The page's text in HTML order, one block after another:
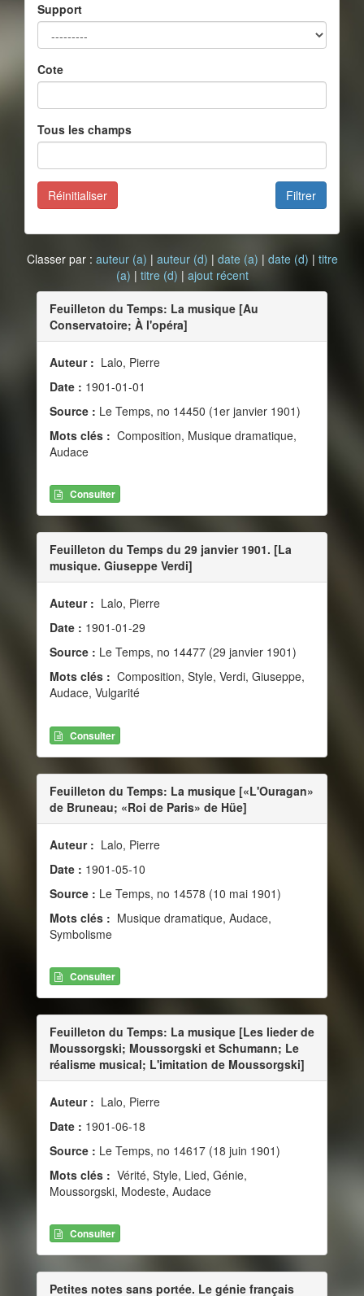
Support
Cote
Tous les champs
Filtrer
Réinitialiser
Classer par : auteur (a) | auteur (d) | date (a) | date (d) | titre
(a) | titre (d) | ajout récent
Feuilleton du Temps: La musique [Au
Conservatoire; À l'opéra]
Auteur : Lalo, Pierre
Date : 1901-01-01
Source : Le Temps, no 14450 (1er janvier 1901)
Mots clés : Composition, Musique dramatique,
Audace
Consulter
Feuilleton du Temps du 29 janvier 1901. [La
musique. Giuseppe Verdi]
Auteur : Lalo, Pierre
Date : 1901-01-29
Source : Le Temps, no 14477 (29 janvier 1901)
Mots clés : Composition, Style, Verdi, Giuseppe,
Audace, Vulgarité
Consulter
Feuilleton du Temps: La musique [«L'Ouragan»
de Bruneau; «Roi de Paris» de Hüe]
Auteur : Lalo, Pierre
Date : 1901-05-10
Source : Le Temps, no 14578 (10 mai 1901)
Mots clés : Musique dramatique, Audace,
Symbolisme
Consulter
Feuilleton du Temps: La musique [Les lieder de
Moussorgski; Moussorgski et Schumann; Le
réalisme musical; L'imitation de Moussorgski]
Auteur : Lalo, Pierre
Date : 1901-06-18
Source : Le Temps, no 14617 (18 juin 1901)
Mots clés : Vérité, Style, Lied, Génie,
Moussorgski, Modeste, Audace
Consulter
Petites notes sans portée. Le génie français